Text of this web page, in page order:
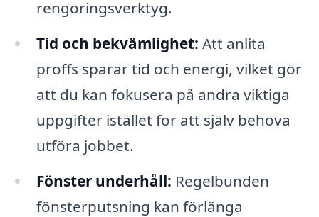
rengöringsverktyg.
Tid och bekvämlighet: Att anlita
proffs sparar tid och energi, vilket gör
att du kan fokusera på andra viktiga
uppgifter istället för att själv behöva
utföra jobbet.
Fönster underhåll: Regelbunden
fönsterputsning kan förlänga